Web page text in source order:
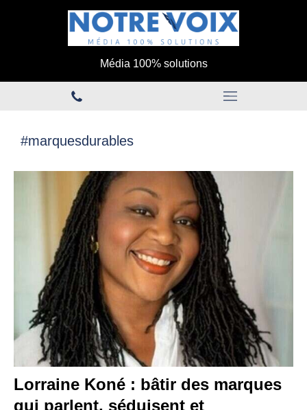
Média 100% solutions
#marquesdurables
Lorraine Koné : bâtir des marques
qui parlent, séduisent et